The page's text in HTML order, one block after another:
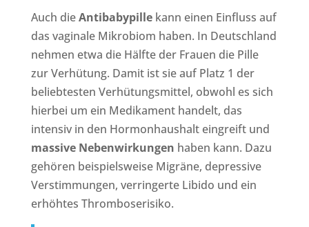
Auch dieAntibabypillekann einen Einfluss auf
das vaginale Mikrobiom haben. In Deutschland
nehmen etwa die Hälfte der Frauen die Pille
zur Verhütung. Damit ist sie auf Platz 1 der
beliebtesten Verhütungsmittel, obwohl es sich
hierbei um ein Medikament handelt, das
intensiv in den Hormonhaushalt eingreift und
massive Nebenwirkungen haben kann. Dazu
gehören beispielsweise Migräne, depressive
Verstimmungen, verringerte Libido und ein
erhöhtes Thromboserisiko.